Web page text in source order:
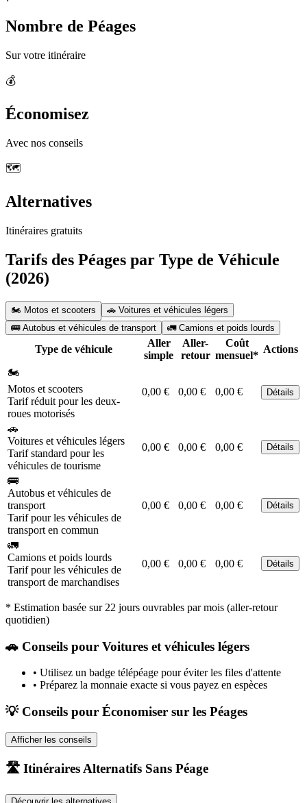
Nombre de Péages
Sur votre itinéraire
💰
Économisez
Avec nos conseils
🗺️
Alternatives
Itinéraires gratuits
Tarifs des Péages par Type de Véhicule
(2026)
🏍️ Motos et scooters
🚗 Voitures et véhicules légers
🚌 Autobus et véhicules de transport
🚛 Camions et poids lourds
Type de véhicule
Aller
simple
Aller-
retour
Coût
mensuel*
Actions
🏍️
Motos et scooters
Tarif réduit pour les deux-
roues motorisés
0,00 € 0,00 € 0,00 € Détails
🚗
Voitures et véhicules légers
Tarif standard pour les
véhicules de tourisme
0,00 € 0,00 € 0,00 € Détails
🚌
Autobus et véhicules de
transport
Tarif pour les véhicules de
transport en commun
0,00 € 0,00 € 0,00 € Détails
🚛
Camions et poids lourds
Tarif pour les véhicules de
transport de marchandises
0,00 € 0,00 € 0,00 € Détails
* Estimation basée sur 22 jours ouvrables par mois (aller-retour
quotidien)
🚗 Conseils pour Voitures et véhicules légers
• Utilisez un badge télépéage pour éviter les files d'attente
• Préparez la monnaie exacte si vous payez en espèces
💡 Conseils pour Économiser sur les Péages
Afficher les conseils
🛣️ Itinéraires Alternatifs Sans Péage